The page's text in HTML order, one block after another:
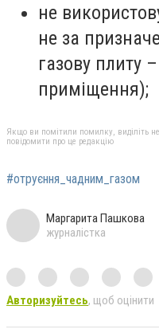
не
не за
газову плиту
приміщення);
Якщо ви помітили помилку, виділіть
повідомити про це редакцію
#отруєння_чадним_газом
Маргарита Пашкова
журналістка
Авторизуйтесь, щоб оцінити